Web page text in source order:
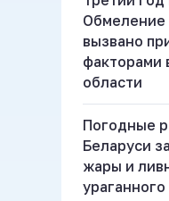
Обмеление
вызвано
факторами
области
Погодные
Беларуси
жары и
ураганного